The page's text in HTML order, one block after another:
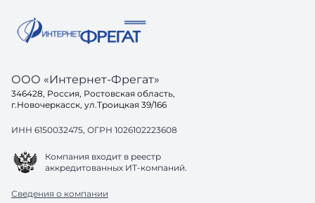
ООО «Интернет-Фрегат»
346428, Россия, Ростовская область,
г.Новочеркасск, ул.Троицкая 39/166
ИНН 6150032475, ОГРН 1026102223608
Компания входит в реестр
аккредитованных ИТ-компаний.
Сведения о компании